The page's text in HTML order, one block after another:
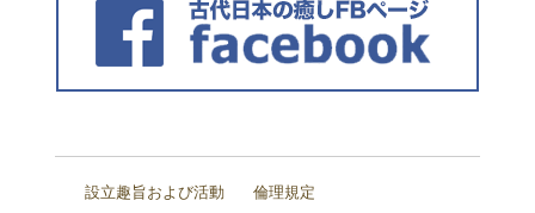
設立趣旨および活動 倫理規定